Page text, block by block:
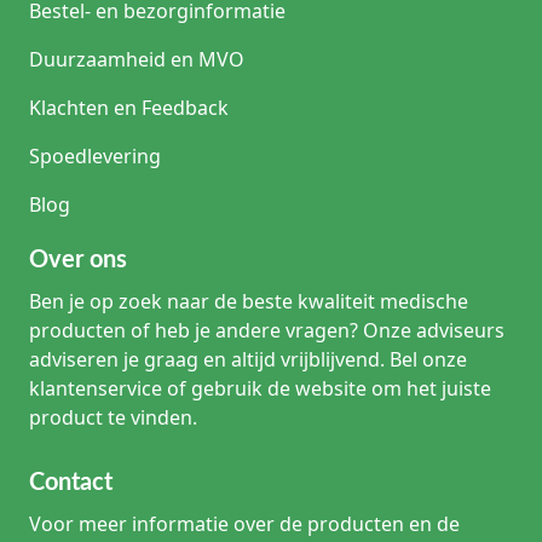
Wat is het verschil tussen een urinestrip met 3, 5 of 10
parameters?
strip bevat. Een strip met meer parameters biedt een
keuze voor iedere toepassing.
Kunnen urinestrips van verschillende merken door elkaar worden
gebruikt?
De testvelden, kleurenschaal, reactietijden en eventuele
analyzer-compatibiliteit kunnen per merk verschillen.
Gebruik daarom altijd de productinformatie en
kleurenschaal van de strip die u op dat moment gebruikt.
Kan iedere urinestrip in een urine-analyzer worden gebruikt?
Nee. Urine-analyzers werken doorgaans met specifieke,
compatibele teststrips. Controleer vóór bestelling of de
Hoe bewaart u urinestrips?
Bewaar urinestrips in de originele verpakking en volg de
opslaginstructies van de fabrikant. Sluit de koker na
Bestel- en bezorginformatie
Duurzaamheid en MVO
Klachten en Feedback
Spoedlevering
Blog
Over ons
Ben je op zoek naar de beste kwaliteit medische
producten of heb je andere vragen? Onze adviseurs
adviseren je graag en altijd vrijblijvend. Bel onze
klantenservice of gebruik de website om het juiste
product te vinden.
Contact
Voor meer informatie over de producten en de